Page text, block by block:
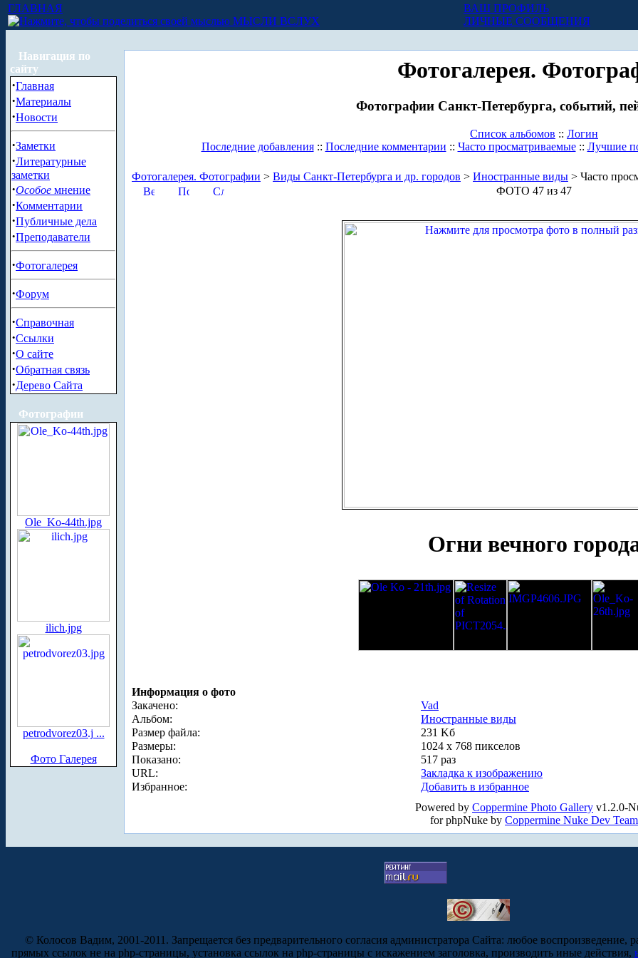
ГЛАВНАЯ
МЫСЛИ ВСЛУХ
ВАШ ПРОФИЛЬ
ЛИЧНЫЕ СООБЩЕНИЯ
Навигация по
сайту
·Главная
·Материалы
·Новости
·Заметки
·Литературные
заметки
·Особое мнение
·Комментарии
·Публичные дела
·Преподаватели
·Фотогалерея
·Форум
·Справочная
·Ссылки
·О сайте
·Обратная связь
·Дерево Сайта
Фотографии
Ole_Ko-44th.jpg
ilich.jpg
petrodvorez03.j ...
Фото Галерея
Фотогалерея.
Фотографии Санкт-Петербурга, событий,
Список альбомов :: Логин
Последние добавления:: Последние комментарии :: Часто просматриваемые:: Лучшие
Фотогалерея. Фотографии > Виды Санкт-Петербурга и др. городов > Иностранные виды > Часто
ФОТО 47 из 47
Огни вечного
Информация о фото
Закачено:
Vad
Альбом:
Иностранные виды
Размер файла:
231 Kб
Размеры:
1024 x 768 пикселов
Показано:
517 раз
URL:
Закладка к изображению
Избранное:
Добавить в избранное
Powered by Coppermine Photo Gallery v1.2.0-
for phpNuke by Coppermine Nuke Dev Team
© Колосов Вадим, 2001-2011. Запрещается без предварительного согласия администратора Сайта: любое воспроизведение,
прямых ссылок не на php-страницы, установка ссылок на php-страницы с искажением заголовка, производить иные действия,